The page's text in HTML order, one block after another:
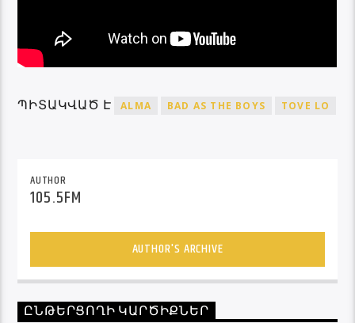
ՊԻՏԱԿՎԱԾ Է ALMA BAD AS THE BOYS TOVE LO
AUTHOR
105.5FM
AUTHOR'S ARCHIVE
ԸՆԹԵՐՑՈՂԻ ԿԱՐԾԻՔՆԵՐ